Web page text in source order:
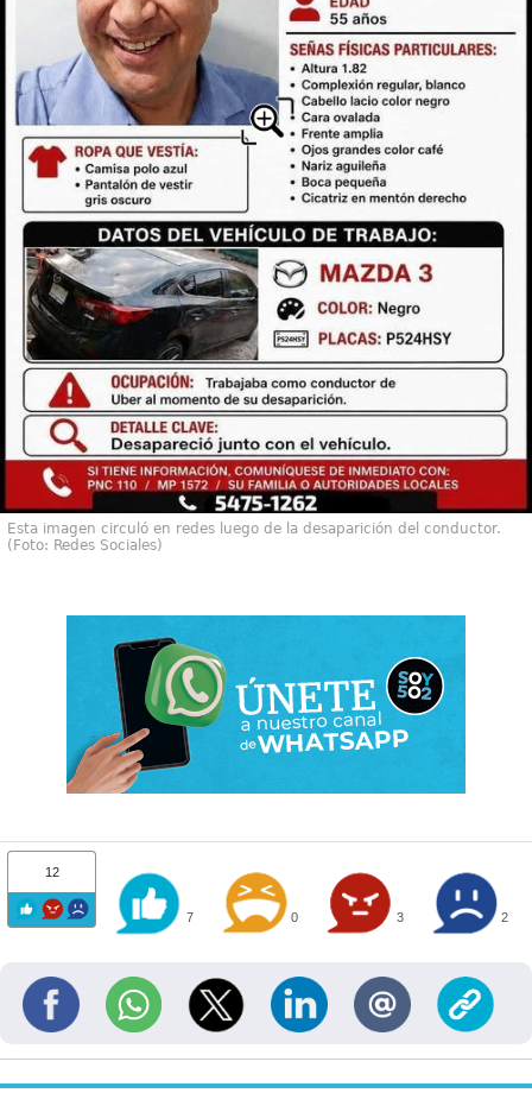
Esta imagen circuló en redes luego de la desaparición del conductor.
(Foto: Redes Sociales)
12
7 0 3 2